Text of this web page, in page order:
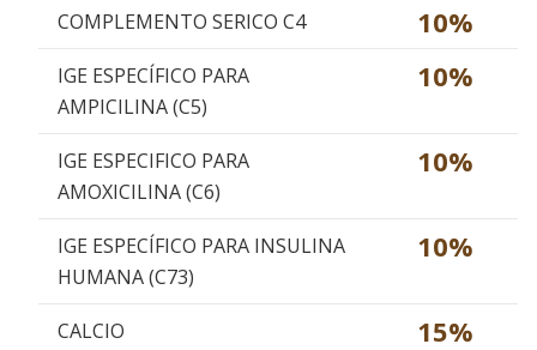
COMPLEMENTO SERICO C4 10%
IGE ESPECÍFICO PARA
AMPICILINA (C5)
10%
IGE ESPECIFICO PARA
AMOXICILINA (C6)
10%
IGE ESPECÍFICO PARA INSULINA
HUMANA (C73)
10%
CALCIO 15%